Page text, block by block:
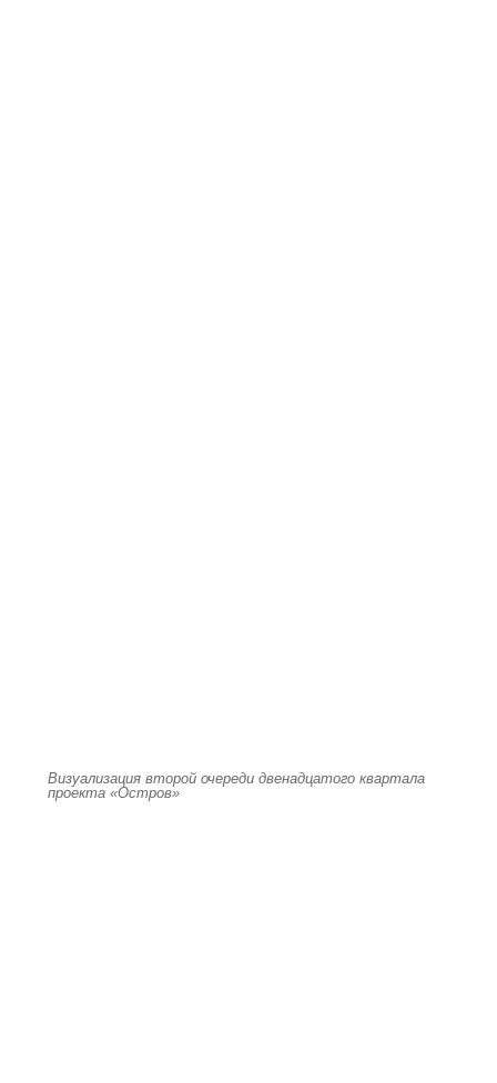
Визуализация второй очереди двенадцатого квартала
проекта «Остров»